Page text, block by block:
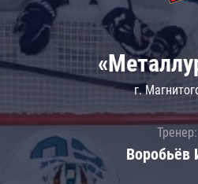
г.
Тренер:
Воробьёв